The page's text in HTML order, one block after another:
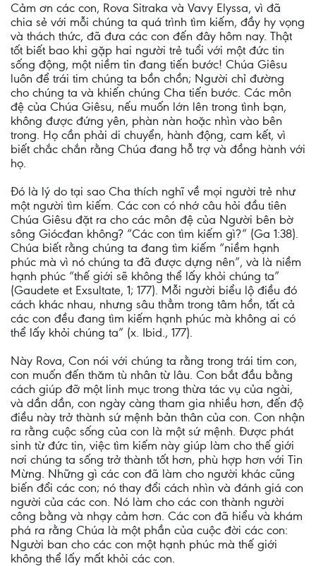
Cảm ơn các con, Rova Sitraka và Vavy Elyssa, vì đã
chia sẻ với mỗi chúng ta quá trình tìm kiếm, đầy hy vọng
và thách thức, đã đưa các con đến đây hôm nay. Thật
tốt biết bao khi gặp hai người trẻ tuổi với một đức tin
sống động, một niềm tin đang tiến bước! Chúa Giêsu
luôn để trái tim chúng ta bồn chồn; Người chỉ đường
cho chúng ta và khiến chúng Cha tiến bước. Các môn
đệ của Chúa Giêsu, nếu muốn lớn lên trong tình bạn,
không được đứng yên, phàn nàn hoặc nhìn vào bên
trong. Họ cần phải di chuyển, hành động, cam kết, vì
biết chắc chắn rằng Chúa đang hỗ trợ và đồng hành với
họ.
Đó là lý do tại sao Cha thích nghĩ về mọi người trẻ như
một người tìm kiếm. Các con có nhớ câu hỏi đầu tiên
Chúa Giêsu đặt ra cho các môn đệ của Người bên bờ
sông Giócđan không? “Các con tìm kiếm gì?” (Ga 1:38).
Chúa biết rằng chúng ta đang tìm kiếm “niềm hạnh
phúc mà vì nó chúng ta đã được dựng nên”, và là niềm
hạnh phúc “thế giới sẽ không thể lấy khỏi chúng ta”
(Gaudete et Exsultate, 1; 177). Mỗi người biểu lộ điều đó
cách khác nhau, nhưng sâu thẳm trong tâm hồn, tất cả
các con đều đang tìm kiếm hạnh phúc mà không ai có
thể lấy khỏi chúng ta” (x. Ibid., 177).
Này Rova, Con nói với chúng ta rằng trong trái tim con,
con muốn đến thăm tù nhân từ lâu. Con bắt đầu bằng
cách giúp đỡ một linh mục trong thừa tác vụ của ngài,
và dần dần, con ngày càng tham gia nhiều hơn, đến độ
điều này trở thành sứ mệnh bản thân của con. Con nhận
ra rằng cuộc sống của con là một sứ mệnh. Được phát
sinh từ đức tin, việc tìm kiếm này giúp làm cho thế giới
nơi chúng ta sống trở thành tốt hơn, phù hợp hơn với Tin
Mừng. Những gì các con đã làm cho người khác cũng
biến đổi các con; nó thay đổi cách nhìn và đánh giá con
người của các con. Nó làm cho các con thành người
công bằng và nhạy cảm hơn. Các con đã hiểu và khám
phá ra rằng Chúa là một phần của cuộc đời các con:
Người ban cho các con một hạnh phúc mà thế giới
không thể lấy mất khỏi các con.